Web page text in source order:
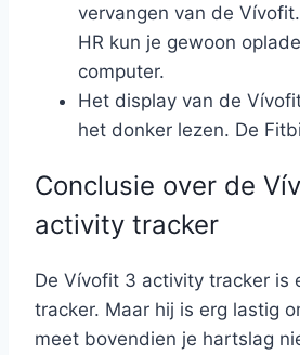
vervangen van de
HR kun je gewoon
computer.
Het display van de
het donker lezen. De
Conclusie over de
activity tracker
De Vívofit 3 activity tracker is
tracker. Maar hij is erg lastig
meet bovendien je hartslag